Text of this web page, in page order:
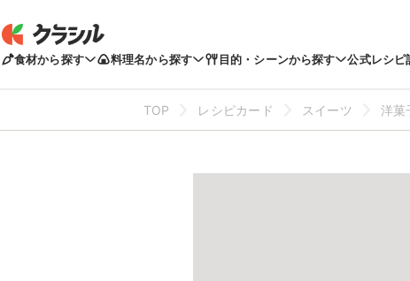
食材から探す 料理名から探す 目的・シーンから探す 公式レシピ
TOP レシピカード スイーツ 洋菓